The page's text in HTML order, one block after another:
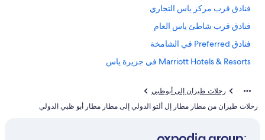
فنادق قرب مركز ياس التجاري
فنادق قرب شاطئ ياس العام
فنادق Preferred في الشامخة
Marriott Hotels & Resorts في جزيرة ياس
فنادق قرب مطار أبو ظبي الدولي
رحلات طيران إلى أبوظبي
رحلات طيران من مطار مطار إل ألتو الدولي إلى مطار مطار أبو ظبي الدولي